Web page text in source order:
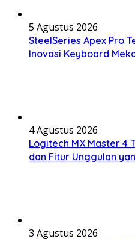
5 Agustus 2026
SteelSeries Apex Pro
Inovasi Keyboard
4 Agustus 2026
Logitech MX Master 4
dan Fitur Unggulan
3 Agustus 2026